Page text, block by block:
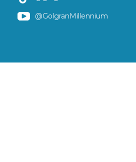
@GolgranMillennium